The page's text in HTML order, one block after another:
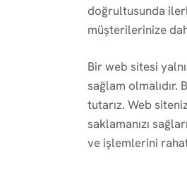
doğrultusunda
müşterilerinize
Bir web sitesi
sağlam olmalıdır.
tutarız. Web
saklamanızı
ve işlemlerini